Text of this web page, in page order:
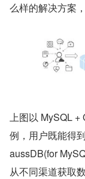
么样的解决方案
上图以 MySQL +
例，用户既能得
aussDB(for
从不同渠道获取